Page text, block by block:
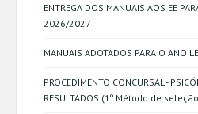
ENTREGA DOS MANUAIS AOS EE
2026/2027
MANUAIS ADOTADOS PARA O ANO
PROCEDIMENTO CONCURSAL -
RESULTADOS (1º Método de